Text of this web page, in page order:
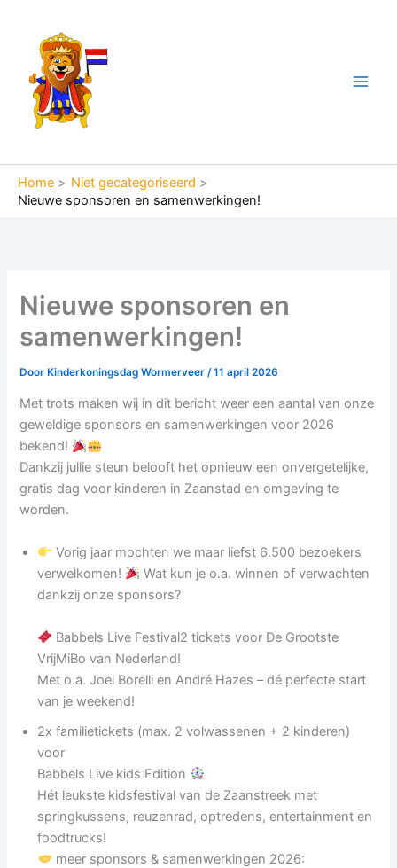
inhoud
Home
Niet gecategoriseerd
Nieuwe sponsoren en samenwerkingen!
Nieuwe sponsoren en
samenwerkingen!
DoorKinderkoningsdag Wormerveer /11 april 2026
Met trots maken wij in dit bericht weer een aantal van onze
geweldige sponsors en samenwerkingen voor 2026
bekend!
Dankzij jullie steun belooft het opnieuw een onvergetelijke,
gratis dag voor kinderen in Zaanstad en omgeving te
worden.
Vorig jaar mochten we maar liefst 6.500 bezoekers
verwelkomen!
Wat kun je o.a. winnen of verwachten
dankzij onze sponsors?
Babbels Live Festival2 tickets voor De Grootste
VrijMiBo van Nederland!
Met o.a. Joel Borelli en André Hazes – dé perfecte start
van je weekend!
2x familietickets (max. 2 volwassenen + 2 kinderen)
voor
Babbels Live kids Edition
Hét leukste kidsfestival van de Zaanstreek met
springkussens, reuzenrad, optredens, entertainment en
foodtrucks!
meer sponsors & samenwerkingen 2026: